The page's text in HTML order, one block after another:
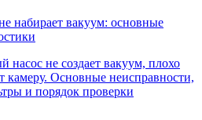
набирает вакуум: основные
насос не создает вакуум, плохо
камеру. Основные неисправности,
и порядок проверки